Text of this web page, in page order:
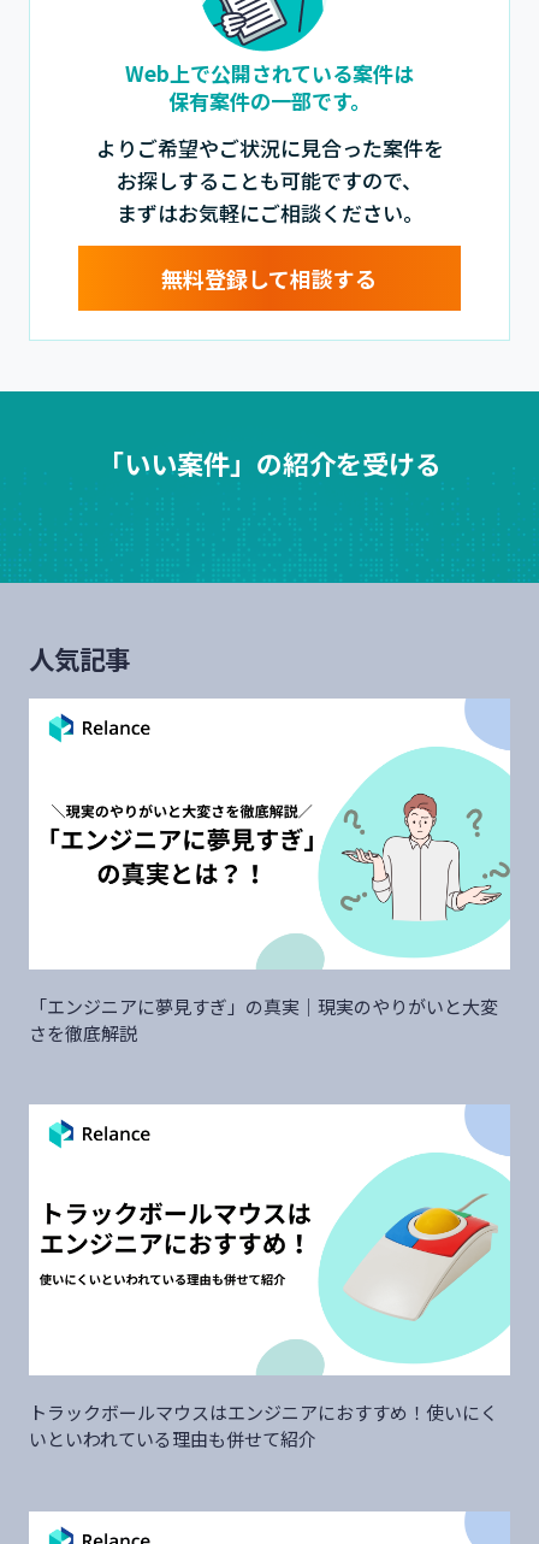
Web上で公開されている案件は
保有案件の一部です。
よりご希望やご状況に見合った案件を
お探しすることも可能ですので、
まずはお気軽にご相談ください。
無料登録して相談する
「いい案件」の紹介を受ける
人気記事
「エンジニアに夢見すぎ」の真実｜現実のやりがいと大変
さを徹底解説
トラックボールマウスはエンジニアにおすすめ！使いにく
いといわれている理由も併せて紹介